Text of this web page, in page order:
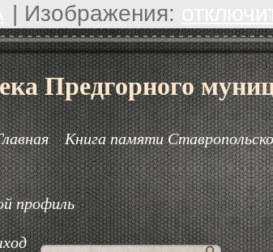
| Изображения:
Предгорного
Книга памяти
профиль